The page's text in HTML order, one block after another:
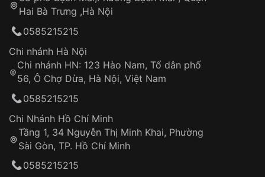
Hotline: 0585 215 215
Từ khóa SEO:
Khách hàng kiểm tra và thanh toán trực tiếp
Tự ý sửa chữa
thống VNLUX
Đảm bảo quyền lợi khách hàng
Đồng hành cùng khách hàng trong suốt quá
trình sử dụng
Hai Bà Trưng ,Hà Nội
0585215215
Chi nhánh Hà Nội
Chi nhánh HN: 123 Hào Nam, Tổ dân phố
56, Ô Chợ Dừa, Hà Nội, Việt Nam
0585215215
Chi Nhánh Hồ Chí Minh
Tầng 1, 34 Nguyễn Thị Minh Khai, Phường
Sài Gòn, TP. Hồ Chí Minh
0585215215